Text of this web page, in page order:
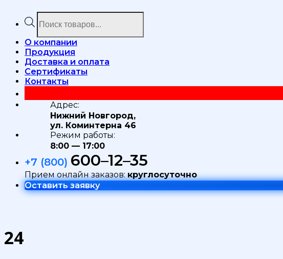
Поиск
товаров
О компании
Продукция
Доставка и оплата
Сертификаты
Контакты
Адрес:
Нижний Новгород,
ул. Коминтерна 46
Режим работы:
8:00 — 17:00
+7 (800) 600–12–35
Прием онлайн заказов:круглосуточно
Оставить заявку
24